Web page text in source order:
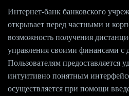
Интернет-банк банковского
открывает перед частными и
возможность получения
управления своими финансами с
Пользователям предоставляется
интуитивно понятным
осуществляется при помощи